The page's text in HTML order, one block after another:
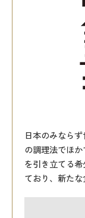
日本のみなら
の調理法でほ
を引き立てる
ており、新たな